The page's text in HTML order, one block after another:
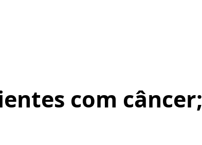
com câncer;